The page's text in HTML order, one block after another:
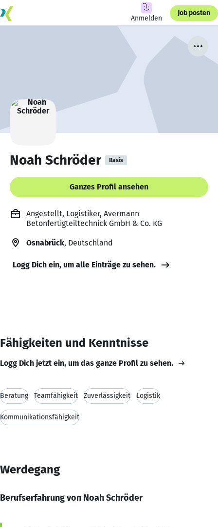
Anmelden
Job posten
Noah Schröder Basis
Ganzes Profil ansehen
Angestellt, Logistiker, Avermann
Betonfertigteiltechnick GmbH & Co. KG
Osnabrück, Deutschland
Logg Dich ein, um alle Einträge zu sehen.
Fähigkeiten und Kenntnisse
Logg Dich jetzt ein, um das ganze Profil zu sehen.
Beratung Teamfähigkeit Zuverlässigkeit Logistik
Kommunikationsfähigkeit
Werdegang
Berufserfahrung von Noah Schröder